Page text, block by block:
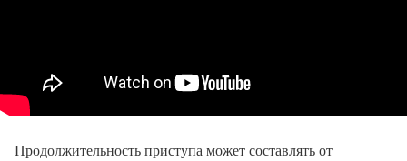
Продолжительность приступа может составлять от